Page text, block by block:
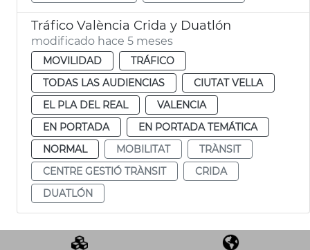
Tráfico València Crida y Duatlón
modificado hace 5 meses
MOVILIDAD
TRÁFICO
TODAS LAS AUDIENCIAS
CIUTAT VELLA
EL PLA DEL REAL
VALENCIA
EN PORTADA
EN PORTADA TEMÁTICA
NORMAL
MOBILITAT
TRÀNSIT
CENTRE GESTIÓ TRÀNSIT
CRIDA
DUATLÓN